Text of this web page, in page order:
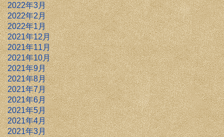
2022年3月
2022年2月
2022年1月
2021年12月
2021年11月
2021年10月
2021年9月
2021年8月
2021年7月
2021年6月
2021年5月
2021年4月
2021年3月